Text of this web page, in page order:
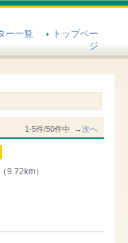
ー一覧
トップペー
ジ
1-5件/50件中 →次へ
（9.72km）